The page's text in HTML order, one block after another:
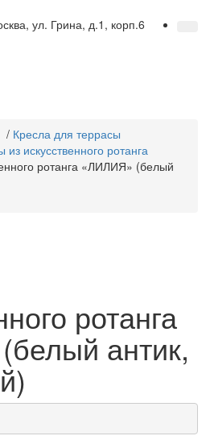
ул. Грина, д.1, корп.6
/ Кресла для террасы
искусственного ротанга
ротанга «ЛИЛИЯ» (белый
ротанга
антик,